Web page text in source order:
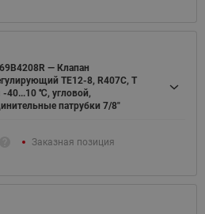
— Клапан
TE12-8, R407C, T
-40...10 ℃, угловой,
патрубки 7/8"
Заказная позиция